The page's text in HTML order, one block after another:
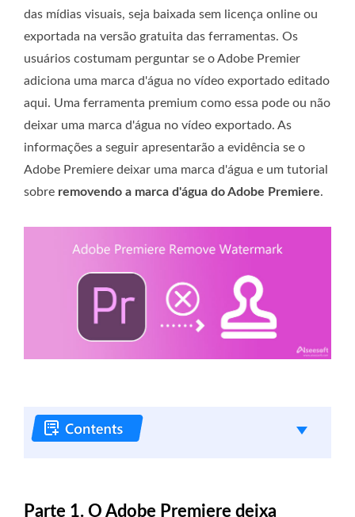
das mídias visuais, seja baixada sem licença online ou
exportada na versão gratuita das ferramentas. Os
usuários costumam perguntar se o Adobe Premier
adiciona uma marca d'água no vídeo exportado editado
aqui. Uma ferramenta premium como essa pode ou não
deixar uma marca d'água no vídeo exportado. As
informações a seguir apresentarão a evidência se o
Adobe Premiere deixar uma marca d'água e um tutorial
sobre removendo a marca d'água do Adobe Premiere.
Parte 1. O Adobe Premiere deixa